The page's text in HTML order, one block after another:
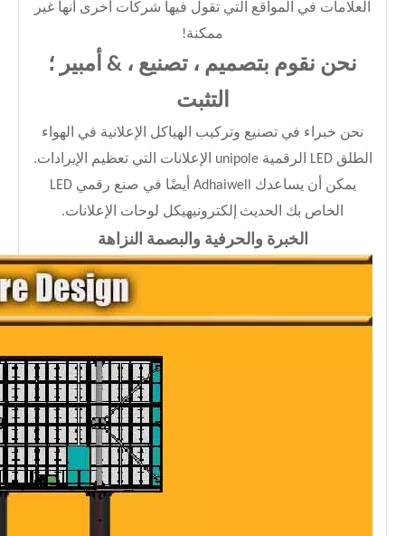
العلامات في المواقع التي تقول فيها شركات أخرى أنها غير
ممكنة!
نحن نقوم بتصميم ، تصنيع ، & أمبير ؛
التثبت
نحن خبراء في تصنيع وتركيب الهياكل الإعلانية في الهواء
الطلق LED الرقمية unipole الإعلانات التي تعظيم الإيرادات.
يمكن أن يساعدك Adhaiwell أيضًا في صنع رقمي LED
الخاص بك الحديث إلكترونيهيكل لوحات الإعلانات.
الخبرة والحرفية والبصمة النزاهة